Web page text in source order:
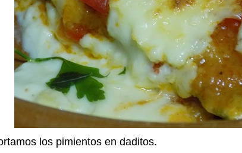
los pimientos en daditos.